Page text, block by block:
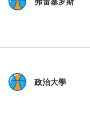
政治大學